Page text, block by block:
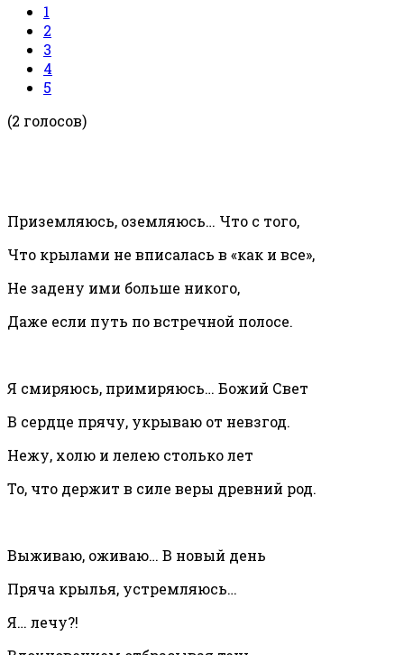
1
2
3
4
5
(2 голосов)
Приземляюсь, оземляюсь… Что с того,
Что крылами не вписалась в «как и все»,
Не задену ими больше никого,
Даже если путь по встречной полосе.
Я смиряюсь, примиряюсь… Божий Свет
В сердце прячу, укрываю от невзгод.
Нежу, холю и лелею столько лет
То, что держит в силе веры древний род.
Выживаю, оживаю… В новый день
Пряча крылья, устремляюсь…
Я… лечу?!